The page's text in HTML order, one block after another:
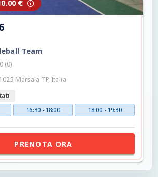
€
Team
0 (0)
Marsala TP, Italia
16:30 - 18:00 18:00 - 19:30
PRENOTA ORA